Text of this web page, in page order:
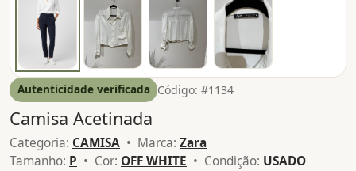
Autenticidade verificada Código: #1134
Camisa Acetinada
Categoria: CAMISA • Marca: Zara
Tamanho: P • Cor: OFF WHITE • Condição: USADO